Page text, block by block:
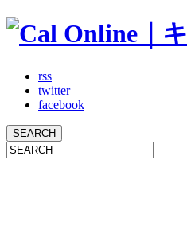
rss
twitter
facebook